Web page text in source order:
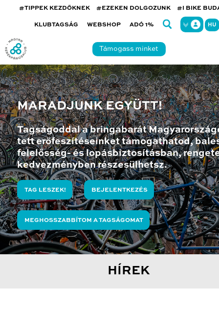
#TIPPEK KEZDŐKNEK #EZEKEN DOLGOZUNK #I BIKE
KLUBTAGSÁG WEBSHOP ADÓ 1% HU
Támogass minket
MARADJUNK EGYÜTT!
Tagságoddal a bringabarát
tett erőfeszítéseinket támogathatod,
felelősség- és lopásbiztosításban,
kedvezményben részesülhetsz.
TAG LESZEK! BEJELENTKEZÉS
MEGHOSSZABBÍTOM A TAGSÁGOMAT
HÍREK